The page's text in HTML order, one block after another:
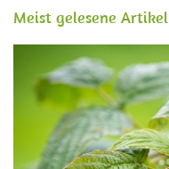
Meist gelesene Artikel